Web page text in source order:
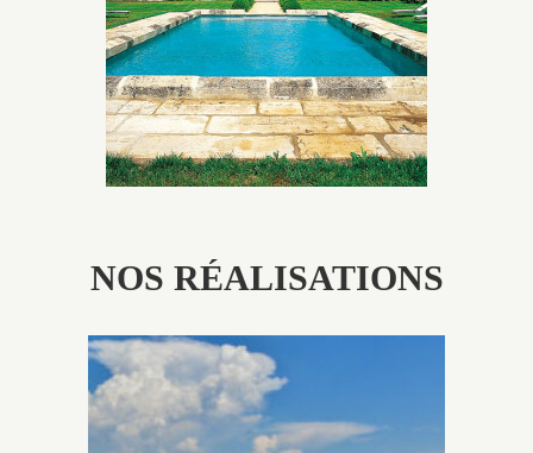
patine naturelle ou créer un ornement de pierres de
taille.
NOS RÉALISATIONS